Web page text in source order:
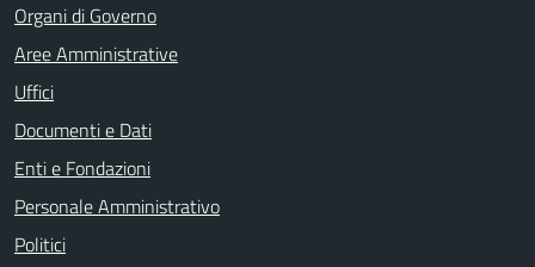
Organi di Governo
Aree Amministrative
Uffici
Documenti e Dati
Enti e Fondazioni
Personale Amministrativo
Politici